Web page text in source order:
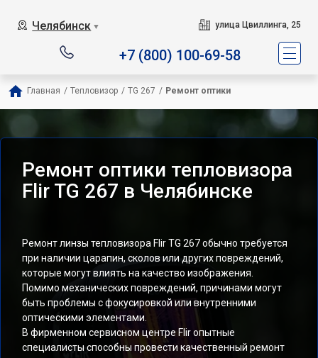
Челябинск ▼ улица Цвиллинга, 25
+7 (800) 100-69-58
Главная / Тепловизор / TG 267 / Ремонт оптики
Ремонт оптики тепловизора
Flir TG 267 в Челябинске
Ремонт линзы тепловизора Flir TG 267 обычно требуется
при наличии царапин, сколов или других повреждений,
которые могут влиять на качество изображения.
Помимо механических повреждений, причинами могут
быть проблемы с фокусировкой или внутренними
оптическими элементами.
В фирменном сервисном центре Flir опытные
специалисты способны провести качественный ремонт